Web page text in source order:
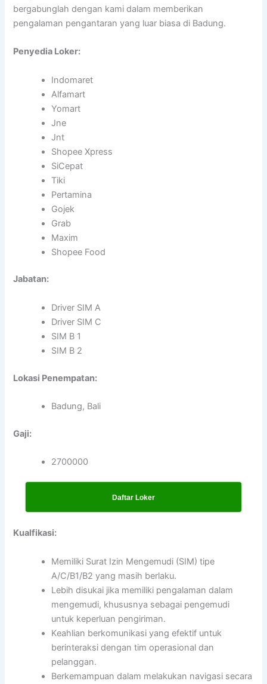
bergabunglah dengan kami dalam memberikan
pengalaman pengantaran yang luar biasa di Badung.
Penyedia Loker:
Indomaret
Alfamart
Yomart
Jne
Jnt
Shopee Xpress
SiCepat
Tiki
Pertamina
Gojek
Grab
Maxim
Shopee Food
Jabatan:
Driver SIM A
Driver SIM C
SIM B 1
SIM B 2
Lokasi Penempatan:
Badung, Bali
Gaji:
2700000
Daftar Loker
Kualfikasi:
Memiliki Surat Izin Mengemudi (SIM) tipe
A/C/B1/B2 yang masih berlaku.
Lebih disukai jika memiliki pengalaman dalam
mengemudi, khususnya sebagai pengemudi
untuk keperluan pengiriman.
Keahlian berkomunikasi yang efektif untuk
berinteraksi dengan tim operasional dan
pelanggan.
Berkemampuan dalam melakukan navigasi secara